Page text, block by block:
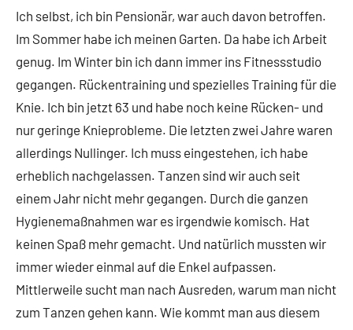
Ich selbst, ich bin Pensionär, war auch davon betroffen.
Im Sommer habe ich meinen Garten. Da habe ich Arbeit
genug. Im Winter bin ich dann immer ins Fitnessstudio
gegangen. Rückentraining und spezielles Training für die
Knie. Ich bin jetzt 63 und habe noch keine Rücken- und
nur geringe Knieprobleme. Die letzten zwei Jahre waren
allerdings Nullinger. Ich muss eingestehen, ich habe
erheblich nachgelassen. Tanzen sind wir auch seit
einem Jahr nicht mehr gegangen. Durch die ganzen
Hygienemaßnahmen war es irgendwie komisch. Hat
keinen Spaß mehr gemacht. Und natürlich mussten wir
immer wieder einmal auf die Enkel aufpassen.
Mittlerweile sucht man nach Ausreden, warum man nicht
zum Tanzen gehen kann. Wie kommt man aus diesem